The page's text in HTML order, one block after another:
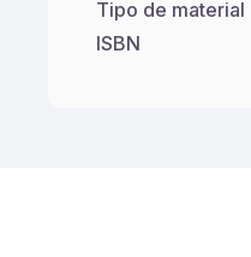
Tipo de material
ISBN